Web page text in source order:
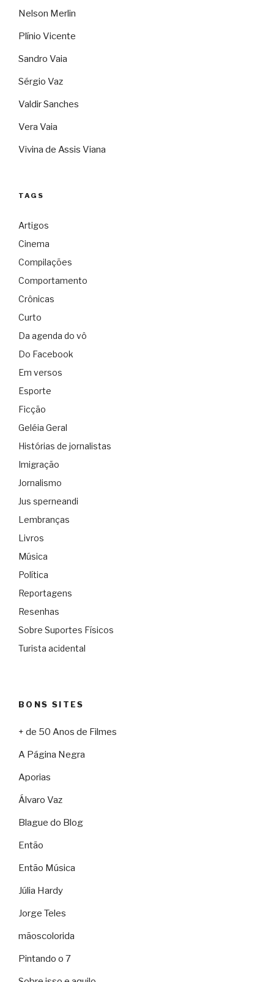
Nelson Merlin
Plínio Vicente
Sandro Vaia
Sérgio Vaz
Valdir Sanches
Vera Vaia
Vivina de Assis Viana
TAGS
Artigos
Cinema
Compilações
Comportamento
Crônicas
Curto
Da agenda do vô
Do Facebook
Em versos
Esporte
Ficção
Geléia Geral
Histórias de jornalistas
Imigração
Jornalismo
Jus sperneandi
Lembranças
Livros
Música
Política
Reportagens
Resenhas
Sobre Suportes Físicos
Turista acidental
BONS SITES
+ de 50 Anos de Filmes
A Página Negra
Aporias
Álvaro Vaz
Blague do Blog
Então
Então Música
Júlia Hardy
Jorge Teles
mãoscolorida
Pintando o 7